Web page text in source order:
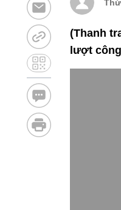
(Thanh
lượt